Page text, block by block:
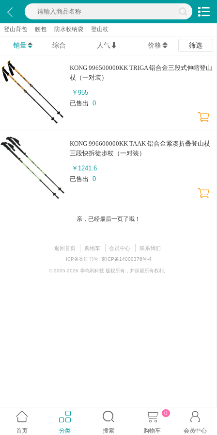
登山背包 腰包 防水收纳袋 登山杖
销量 综合 人气 价格 筛选
KONG 996500000KK TRIGA 铝合金三段式伸缩登山
杖（一对装）
￥ 955
已售出
0
KONG 996600000KK TAAK 铝合金紧凑折叠登山杖
三段快拆徒步杖（一对装）
￥ 1241.6
已售出
0
亲，已经最后一页了哦！
返回首页 购物车 会员中心 联系我们
ICP备案证书号: 京ICP备14000376号-4
© 2005-2026 华鸣利科技 版权所有，并保留所有权利。

首页

分类

搜索

购物车
0 
会员中心